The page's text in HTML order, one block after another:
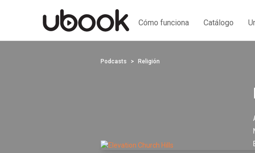
Cómo funciona Catálogo
Podcasts Religión